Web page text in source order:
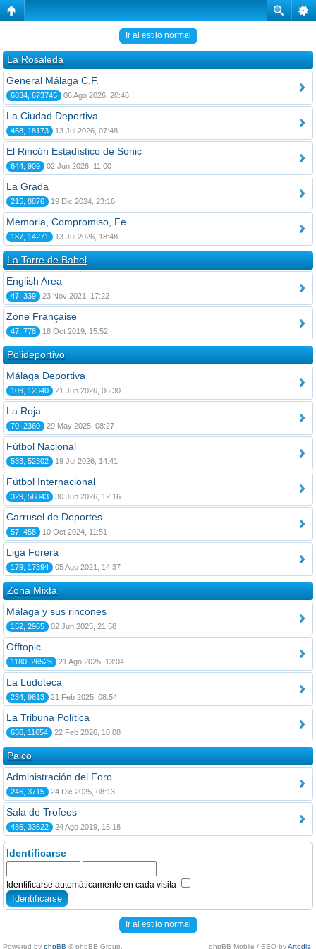
Ir al estilo normal
La Rosaleda
General Málaga C.F.
6834, 673745 06 Ago 2026, 20:46
La Ciudad Deportiva
458, 18173 13 Jul 2026, 07:48
El Rincón Estadístico de Sonic
644, 909 02 Jun 2026, 11:00
La Grada
215, 8876 19 Dic 2024, 23:16
Memoria, Compromiso, Fe
187, 14271 13 Jul 2026, 18:48
La Torre de Babel
English Area
47, 339 23 Nov 2021, 17:22
Zone Française
47, 778 18 Oct 2019, 15:52
Polideportivo
Málaga Deportiva
109, 12340 21 Jun 2026, 06:30
La Roja
70, 2360 29 May 2025, 08:27
Fútbol Nacional
533, 52302 19 Jul 2026, 14:41
Fútbol Internacional
329, 56843 30 Jun 2026, 12:16
Carrusel de Deportes
57, 458 10 Oct 2024, 11:51
Liga Forera
179, 17394 05 Ago 2021, 14:37
Zona Mixta
Málaga y sus rincones
152, 2965 02 Jun 2025, 21:58
Offtopic
1180, 26525 21 Ago 2025, 13:04
La Ludoteca
234, 9613 21 Feb 2025, 08:54
La Tribuna Política
636, 11654 22 Feb 2026, 10:08
Palco
Administración del Foro
246, 3715 24 Dic 2025, 08:13
Sala de Trofeos
486, 33622 24 Ago 2019, 15:18
Identificarse
Identificarse automáticamente en cada visita
Ir al estilo normal
Powered by phpBB © phpBB Group. phpBB Mobile / SEO byArtodia